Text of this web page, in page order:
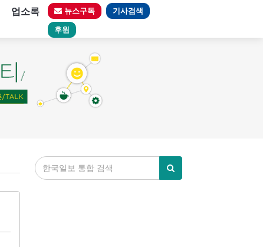
업소록 뉴스구독 기사검색
후원